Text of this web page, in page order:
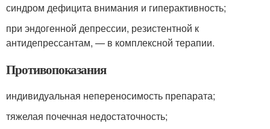
синдром дефицита внимания и гиперактивность;
при эндогенной депрессии, резистентной к
антидепрессантам, — в комплексной терапии.
Противопоказания
индивидуальная непереносимость препарата;
тяжелая почечная недостаточность;